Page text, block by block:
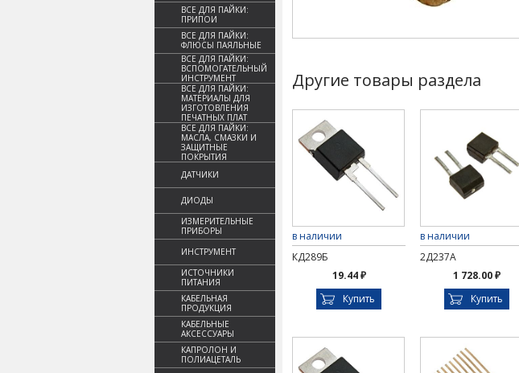
ВСЕ ДЛЯ ПАЙКИ:
ПРИПОИ
ВСЕ ДЛЯ ПАЙКИ:
ФЛЮСЫ ПАЯЛЬНЫЕ
ВСЕ ДЛЯ ПАЙКИ:
ВСПОМОГАТЕЛЬНЫЙ
ИНСТРУМЕНТ
ВСЕ ДЛЯ ПАЙКИ:
МАТЕРИАЛЫ ДЛЯ
ИЗГОТОВЛЕНИЯ
ПЕЧАТНЫХ ПЛАТ
ВСЕ ДЛЯ ПАЙКИ:
МАСЛА, СМАЗКИ И
ЗАЩИТНЫЕ
ПОКРЫТИЯ
ДАТЧИКИ
ДИОДЫ
ИЗМЕРИТЕЛЬНЫЕ
ПРИБОРЫ
ИНСТРУМЕНТ
ИСТОЧНИКИ
ПИТАНИЯ
КАБЕЛЬНАЯ
ПРОДУКЦИЯ
КАБЕЛЬНЫЕ
АКСЕССУАРЫ
КАПРОЛОН И
ПОЛИАЦЕТАЛЬ
Другие товары раздела
в наличии
КД289Б
19.44 ₽
Купить
в наличии
2Д237А
1 728.00 ₽
Купить